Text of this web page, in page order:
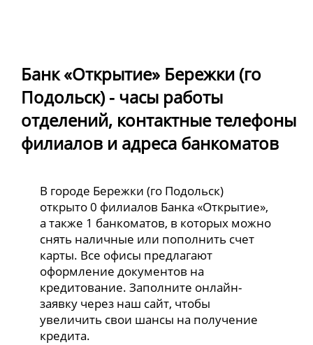
Банк «Открытие» Бережки (го
Подольск) - часы работы
отделений, контактные телефоны
филиалов и адреса банкоматов
В городе Бережки (го Подольск)
открыто 0 филиалов Банка «Открытие»,
а также 1 банкоматов, в которых можно
снять наличные или пополнить счет
карты. Все офисы предлагают
оформление документов на
кредитование. Заполните онлайн-
заявку через наш сайт, чтобы
увеличить свои шансы на получение
кредита.